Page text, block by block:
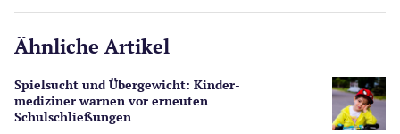
Gesetzgebung
Lotterie
CasinoOnline.de
PayPal Casinos
Ähnliche Artikel
Spielsucht und Übergewicht: Kinder­
mediziner warnen vor erneuten
Schulschlie­ßungen